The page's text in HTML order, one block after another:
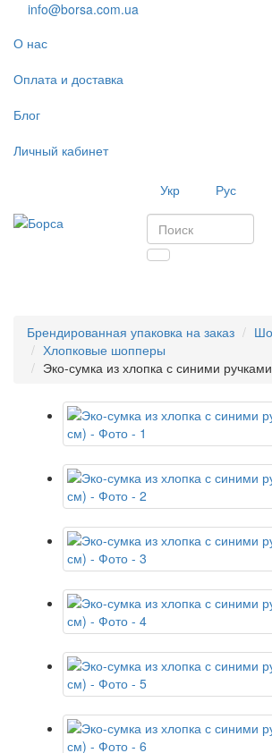
info@borsa.com.ua
О нас
Оплата и доставка
Блог
Личный кабинет
Укр
Рус
Брендированная упаковка на заказ
Хлопковые шопперы
Эко-сумка из хлопка с синими